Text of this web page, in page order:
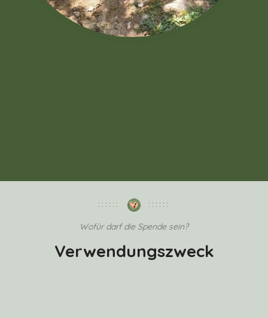
Wofür darf die Spende sein?
Verwendungszweck